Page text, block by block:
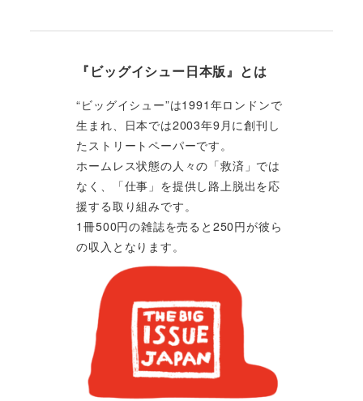
『ビッグイシュー日本版』とは
“ビッグイシュー”は1991年ロンドンで
生まれ、日本では2003年9月に創刊し
たストリートペーパーです。
ホームレス状態の人々の「救済」では
なく、「仕事」を提供し路上脱出を応
援する取り組みです。
1冊500円の雑誌を売ると250円が彼ら
の収入となります。